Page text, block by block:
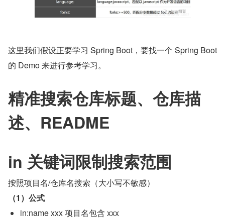
这里我们假设正要学习 Spring Boot，要找一个 Spring Boot
的 Demo 来进行参考学习。
精准搜索仓库标题、仓库描
述、README
in 关键词限制搜索范围
按照项目名/仓库名搜索（大小写不敏感）
（1）公式
in:name xxx 项目名包含 xxx